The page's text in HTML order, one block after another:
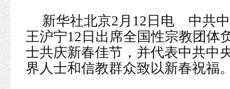
新华社北京2月12日电 中共
王沪宁12日出席全国性宗教团体
士共庆新春佳节，并代表中共中
界人士和信教群众致以新春祝福